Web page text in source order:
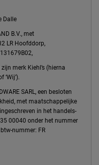
Dalle
B.V., met
LR Hoofddorp,
merk Kiehl’s (hierna
‘Wij’).
SARL, een besloten
met maatschappelijke
in het handels-
00040 onder het nummer
nummer: FR